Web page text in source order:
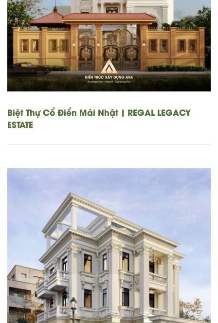
Biệt Thự Cổ Điển Mái Nhật | REGAL LEGACY
ESTATE